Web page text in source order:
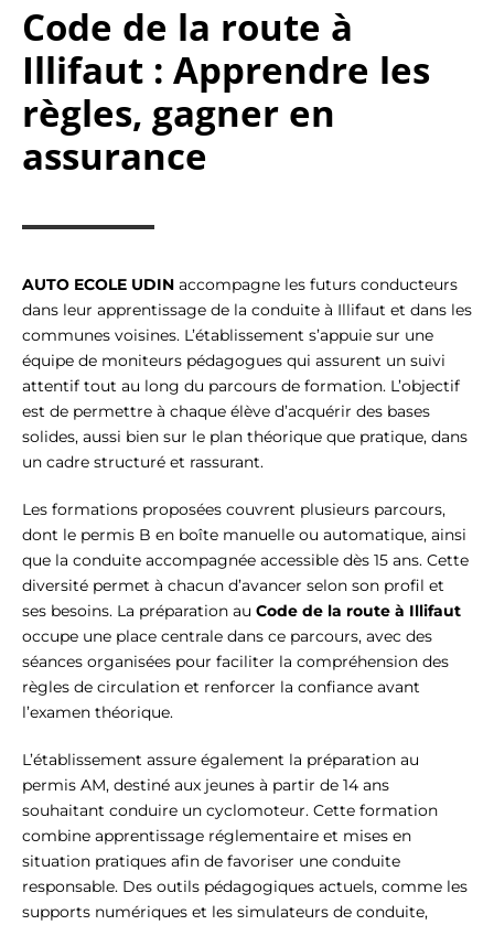
Code de la route à
Illifaut : Apprendre les
règles, gagner en
assurance
AUTO ECOLE UDINaccompagne les futurs conducteurs
dans leur apprentissage de la conduite à Illifaut et dans les
communes voisines. L’établissement s’appuie sur une
équipe de moniteurs pédagogues qui assurent un suivi
attentif tout au long du parcours de formation. L’objectif
est de permettre à chaque élève d’acquérir des bases
solides, aussi bien sur le plan théorique que pratique, dans
un cadre structuré et rassurant.
Les formations proposées couvrent plusieurs parcours,
dont le permis B en boîte manuelle ou automatique, ainsi
que la conduite accompagnée accessible dès 15 ans. Cette
diversité permet à chacun d’avancer selon son profil et
ses besoins. La préparation au Code de la route à Illifaut
occupe une place centrale dans ce parcours, avec des
séances organisées pour faciliter la compréhension des
règles de circulation et renforcer la confiance avant
l’examen théorique.
L’établissement assure également la préparation au
permis AM, destiné aux jeunes à partir de 14 ans
souhaitant conduire un cyclomoteur. Cette formation
combine apprentissage réglementaire et mises en
situation pratiques afin de favoriser une conduite
responsable. Des outils pédagogiques actuels, comme les
supports numériques et les simulateurs de conduite,